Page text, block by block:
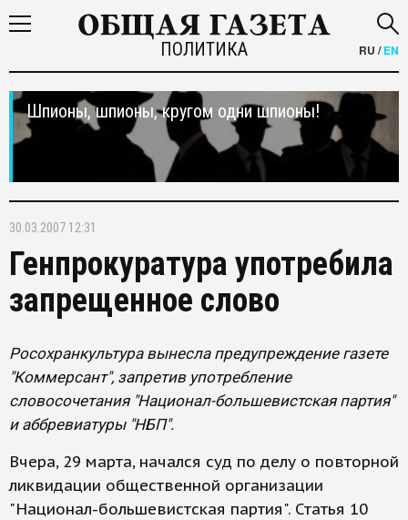
ПОЛИТИКА RU /EN
Шпионы, шпионы, кругом одни шпионы!
30.03.2007 12:31
Генпрокуратура употребила
запрещенное слово
Росохранкультура вынесла предупреждение газете
"Коммерсант", запретив употребление
словосочетания "Национал-большевистская партия"
и аббревиатуры "НБП".
Вчера, 29 марта, начался суд по делу о повторной
ликвидации общественной организации
"Национал-большевистская партия". Статья 10